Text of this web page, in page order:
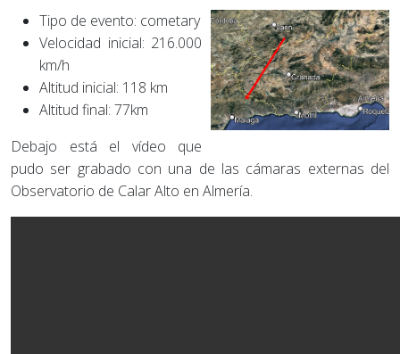
Tipo de evento: cometary
Velocidad inicial: 216.000
km/h
Altitud inicial: 118 km
Altitud final: 77km
Debajo está el vídeo que
pudo ser grabado con una de las cámaras externas del
Observatorio de Calar Alto en Almería.